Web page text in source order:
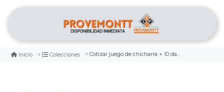
Inicio Colecciones Cotizar juego de chicharra + 10 dados de 1/2 pulg cr-v wadfow